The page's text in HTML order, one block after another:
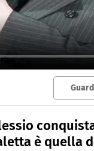
è quella